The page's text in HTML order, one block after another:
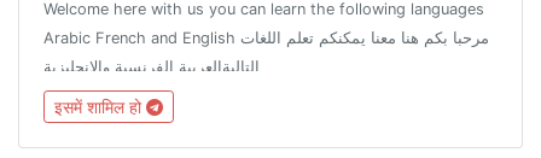
Welcome here with us you can learn the following languages
Arabic French and English مرحبا بكم هنا معنا يمكنكم تعلم اللغات
التاليةالعربية الفرنسية والإنجليزية
इसमें शामिल हो